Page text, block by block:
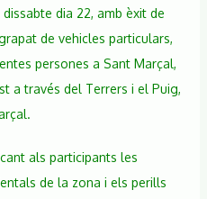
de
la
carretera
Illes-
Sant
dia 22, amb èxit de
de vehicles particulars,
persones a Sant Marçal,
a través del Terrers i el Puig,
als participants les
de la zona i els perills